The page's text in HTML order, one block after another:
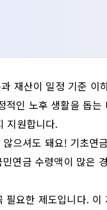
재산이 일정 기준
적인 노후 생활을 돕
지원합니다.
으셔도 돼요! 기초연
연금 수령액이 많은
필요한 제도입니다.